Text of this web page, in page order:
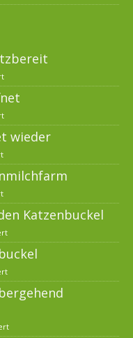
wieder
Katzenbuckel